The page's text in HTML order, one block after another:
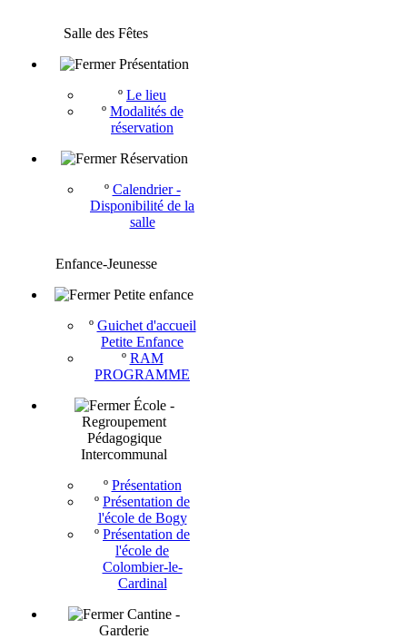
Salle des Fêtes
Présentation
º Le lieu
º Modalités de
réservation
Réservation
º Calendrier -
Disponibilité de la
salle
Enfance-Jeunesse
Petite enfance
º Guichet d'accueil
Petite Enfance
º RAM
PROGRAMME
École -
Regroupement
Pédagogique
Intercommunal
º Présentation
º Présentation de
l'école de Bogy
º Présentation de
l'école de
Colombier-le-
Cardinal
Cantine -
Garderie